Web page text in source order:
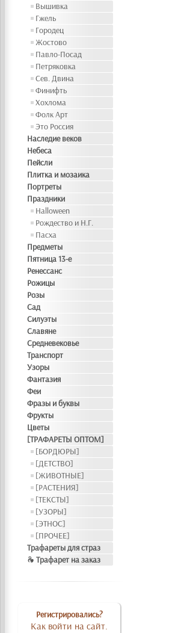
Вышивка
Гжель
Городец
Жостово
Павло-Посад
Петряковка
Сев. Двина
Финифть
Хохлома
Фолк Арт
Это Россия
Наследие веков
Небеса
Пейсли
Плитка и мозаика
Портреты
Праздники
Halloween
Рождество и Н.Г.
Пасха
Предметы
Пятница 13-е
Ренессанс
Рожицы
Розы
Сад
Силуэты
Славяне
Средневековье
Транспорт
Узоры
Фантазия
Феи
Фразы и буквы
Фрукты
Цветы
[ТРАФАРЕТЫ ОПТОМ]
[БОРДЮРЫ]
[ДЕТСТВО]
[ЖИВОТНЫЕ]
[РАСТЕНИЯ]
[ТЕКСТЫ]
[УЗОРЫ]
[ЭТНОС]
[ПРОЧЕЕ]
Трафареты для страз
❧ Трафарет на заказ
Регистрировались?
Как войти на сайт.